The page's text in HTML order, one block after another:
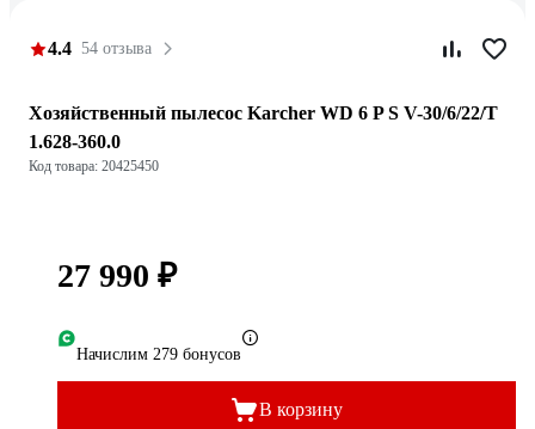
4.4 54 отзыва
Хозяйственный пылесос Karcher WD 6 P S V-30/6/22/T
1.628-360.0
Код товара: 20425450
27 990 ₽
Начислим 279 бонусов
В корзину